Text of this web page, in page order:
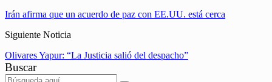
Irán afirma que un acuerdo de paz con EE.UU. está cerca
Siguiente Noticia
Olivares Yapur: “La Justicia salió del despacho”
Buscar